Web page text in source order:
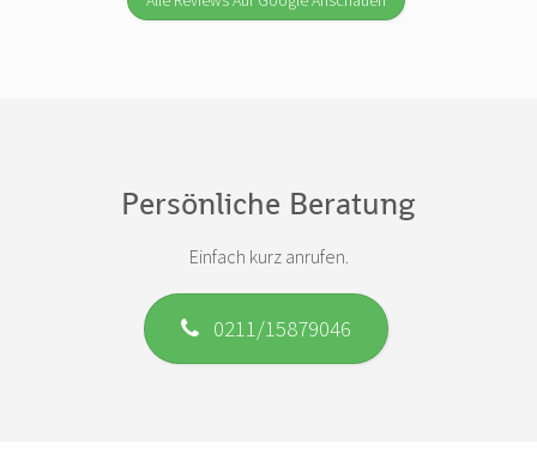
Persönliche Beratung
Einfach kurz anrufen.
0211/15879046